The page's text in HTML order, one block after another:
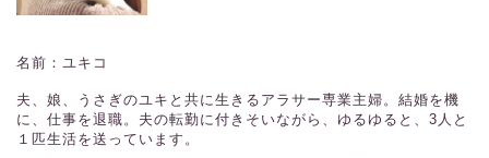
名前：ユキコ
夫、娘、うさぎのユキと共に生きるアラサー専業主婦。結婚を機
に、仕事を退職。夫の転勤に付きそいながら、ゆるゆると、3人と
１匹生活を送っています。